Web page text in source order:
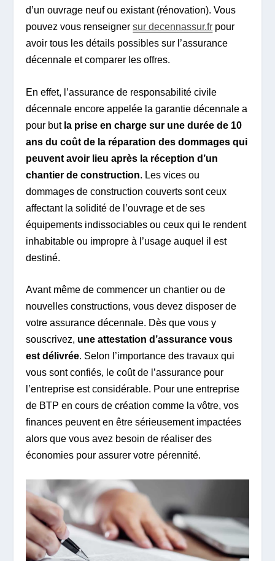
d’un ouvrage neuf ou existant (rénovation). Vous
pouvez vous renseignersur decennassur.fr pour
avoir tous les détails possibles sur l’assurance
décennale et comparer les offres.
En effet, l’assurance de responsabilité civile
décennale encore appelée la garantie décennale a
pour but la prise en charge sur une durée de 10
ans du coût de la réparation des dommages qui
peuvent avoir lieu après la réception d’un
chantier de construction. Les vices ou
dommages de construction couverts sont ceux
affectant la solidité de l’ouvrage et de ses
équipements indissociables ou ceux qui le rendent
inhabitable ou impropre à l’usage auquel il est
destiné.
Avant même de commencer un chantier ou de
nouvelles constructions, vous devez disposer de
votre assurance décennale. Dès que vous y
souscrivez, une attestation d’assurance vous
est délivrée. Selon l’importance des travaux qui
vous sont confiés, le coût de l’assurance pour
l’entreprise est considérable. Pour une entreprise
de BTP en cours de création comme la vôtre, vos
finances peuvent en être sérieusement impactées
alors que vous avez besoin de réaliser des
économies pour assurer votre pérennité.